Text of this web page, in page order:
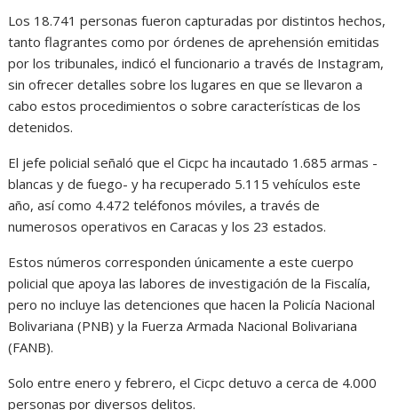
Los 18.741 personas fueron capturadas por distintos hechos,
tanto flagrantes como por órdenes de aprehensión emitidas
por los tribunales, indicó el funcionario a través de Instagram,
sin ofrecer detalles sobre los lugares en que se llevaron a
cabo estos procedimientos o sobre características de los
detenidos.
El jefe policial señaló que el Cicpc ha incautado 1.685 armas -
blancas y de fuego- y ha recuperado 5.115 vehículos este
año, así como 4.472 teléfonos móviles, a través de
numerosos operativos en Caracas y los 23 estados.
Estos números corresponden únicamente a este cuerpo
policial que apoya las labores de investigación de la Fiscalía,
pero no incluye las detenciones que hacen la Policía Nacional
Bolivariana (PNB) y la Fuerza Armada Nacional Bolivariana
(FANB).
Solo entre enero y febrero, el Cicpc detuvo a cerca de 4.000
personas por diversos delitos.